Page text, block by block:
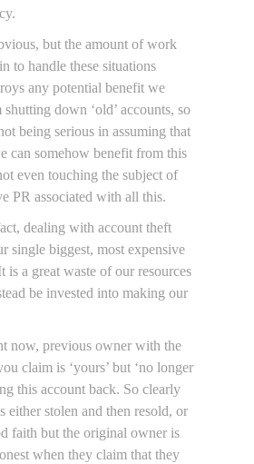
but the amount of work
to handle these situations
any potential benefit we
down ‘old’ accounts, so
being serious in assuming that
can somehow benefit from this
even touching the subject of
PR associated with all this.
dealing with account theft
single biggest, most expensive
is a great waste of our resources
be invested into making our
now, previous owner with the
claim is ‘yours’ but ‘no longer
this account back. So clearly
either stolen and then resold, or
faith but the original owner is
when they claim that they